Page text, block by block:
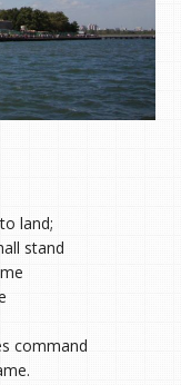
land;
stand
command